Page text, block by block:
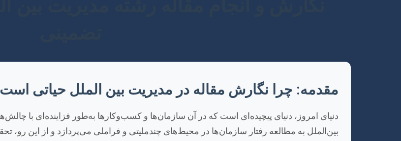
مقدمه: چرا نگارش مقاله در مدیریت بین الملل حیاتی
دنیای امروز، دنیای پیچیده‌ای است که در آن سازمان‌ها و کسب‌وکارها به‌طور فزاینده‌ای با
بین‌الملل به مطالعه رفتار سازمان‌ها در محیط‌های چندملیتی و فراملی می‌پردازد و از این رو،